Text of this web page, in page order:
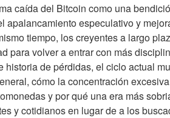
caída del Bitcoin como una
apalancamiento especulativo y
tiempo, los creyentes a largo
para volver a entrar con más
historia de pérdidas, el ciclo actual
cómo la concentración
y por qué una era más
y cotidianos en lugar de a los